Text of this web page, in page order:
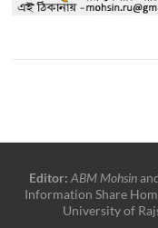
Editor: ABM Mohsin
Information Share
University of